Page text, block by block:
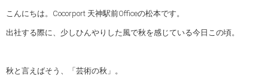
こんにちは。Cocorport 天神駅前Officeの松本です。
出社する際に、少しひんやりした風で秋を感じている今日この頃。
秋と言えばそう、「芸術の秋」。